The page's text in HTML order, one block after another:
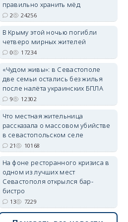
erid: 2SDnjdvhGXG
правильно хранить мёд
2 24256
В Крыму этой ночью погибли
четверо мирных жителей
0 17234
«Чудом живы»: в Севастополе
две семьи остались без жилья
после налёта украинских БПЛА
9 12302
Что местная жительница
рассказала о массовом убийстве
в севастопольском селе
21 10168
На фоне ресторанного кризиса в
одном из лучших мест
Севастополя открылся бар-
бистро
13 7229